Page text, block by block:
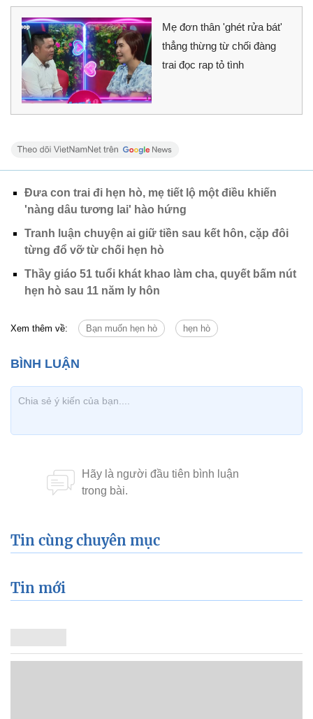
Mẹ đơn thân 'ghét rửa bát'
thẳng thừng từ chối đàng
trai đọc rap tỏ tình
Đưa con trai đi hẹn hò, mẹ tiết lộ một điều khiến
'nàng dâu tương lai' hào hứng
Tranh luận chuyện ai giữ tiền sau kết hôn, cặp đôi
từng đổ vỡ từ chối hẹn hò
Thầy giáo 51 tuổi khát khao làm cha, quyết bấm nút
hẹn hò sau 11 năm ly hôn
Xem thêm về: Bạn muốn hẹn hò hẹn hò
Tin cùng chuyên mục
Tin mới